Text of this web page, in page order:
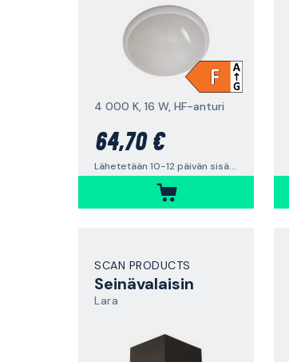
4 000 K, 16 W, HF-anturi
64,70 €
Lähetetään 10-12 päivän sisällä
SCAN PRODUCTS
Seinävalaisin
Lara